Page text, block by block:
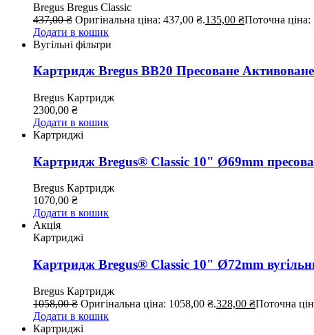
Bregus Bregus Classic
437,00₴ Оригінальна ціна: 437,00 ₴.135,00 ₴Поточна ціна:
Додати в кошик
Вугільні фільтри
Картридж Bregus ВВ20 Пресоване
Bregus Картридж
2300,00 ₴
Додати в кошик
Картриджі
Картридж Bregus® Classic 10" Ø69mm
Bregus Картридж
1070,00 ₴
Додати в кошик
Акція
Картриджі
Картридж Bregus® Classic 10" Ø72mm
Bregus Картридж
1058,00₴ Оригінальна ціна: 1058,00 ₴.328,00 ₴Поточна
Додати в кошик
Картриджі